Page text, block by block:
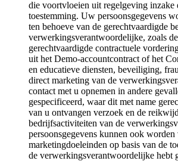
die voortvloeien uit regelgeving inzake
toestemming. Uw persoonsgegevens
ten behoeve van de gerechtvaardigde
verwerkingsverantwoordelijke, zoals
gerechtvaardigde contractuele
uit het Demo-accountcontract of het
en educatieve diensten, beveiliging,
direct marketing van de
contact met u opnemen in andere
gespecificeerd, waar dit met name
van u ontvangen verzoek en de
bedrijfsactiviteiten van de
persoonsgegevens kunnen ook
marketingdoeleinden op basis van de
de verwerkingsverantwoordelijke hebt